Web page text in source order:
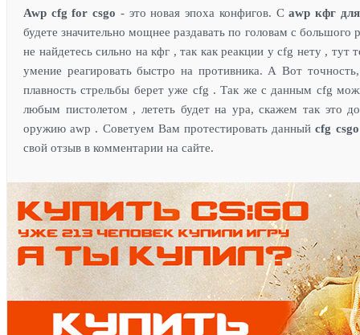
Awp cfg for csgo - это новая эпоха конфигов. Сawp кфг
будете значительно мощнее раздавать по головам с большого
не найдетесь сильно на кфг , так как реакции у cfg нету , тут
умение реагировать быстро на противника. А Вот точность,
плавность стрельбы берет уже cfg . Так же с данным cfg
любым пистолетом , лететь будет на ура, скажем так это
оружию awp . Советуем Вам протестировать данныйcfg csgo
свой отзыв в комментарии на сайте.